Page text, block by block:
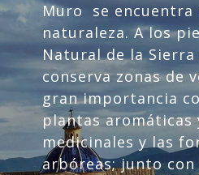
Muro se encuentra
naturaleza. A los
Natural de la
conserva zonas de
gran importancia
plantas aromáticas
medicinales y las
arbóreas; junto